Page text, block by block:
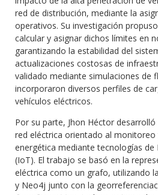
red de distribución, mediante la
operativos. Su investigación
calcular y asignar dichos límites en
garantizando la estabilidad del
actualizaciones costosas de
validado mediante simulaciones de
incorporaron diversos perfiles de
vehículos eléctricos.
Por su parte, Jhon Héctor
red eléctrica orientado al
energética mediante tecnologías de
(IoT). El trabajo se basó en la
eléctrica como un grafo, utilizando
y Neo4j junto con la